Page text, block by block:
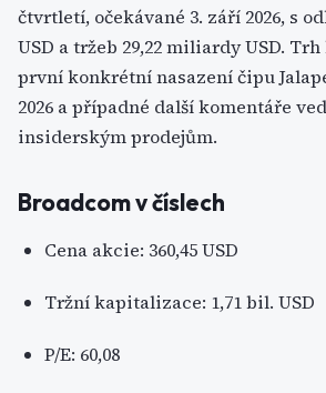
čtvrtletí, očekávané 3. září 2026, s
USD a tržeb 29,22 miliardy USD.
první konkrétní nasazení čipu
2026 a případné další komentáře
insiderským prodejům.
Broadcom v číslech
Cena akcie: 360,45 USD
Tržní kapitalizace: 1,71 bil. USD
P/E: 60,08